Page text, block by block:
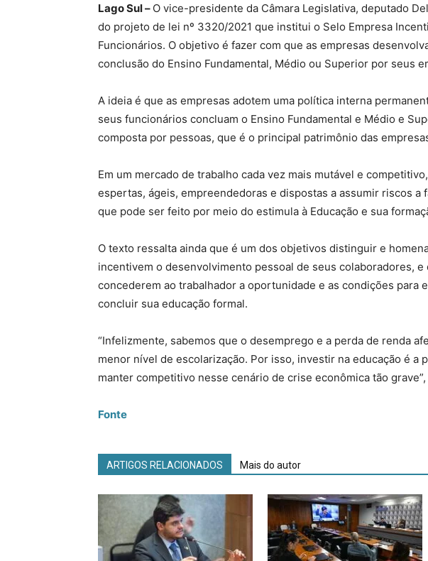
Lago Sul – O vice-presidente da Câmara Legislativa, deputado
do projeto de lei nº 3320/2021 que institui o Selo Empresa
Funcionários. O objetivo é fazer com que as empresas
conclusão do Ensino Fundamental, Médio ou Superior por seus
A ideia é que as empresas adotem uma política interna
seus funcionários concluam o Ensino Fundamental e Médio e
composta por pessoas, que é o principal patrimônio das
Em um mercado de trabalho cada vez mais mutável e
espertas, ágeis, empreendedoras e dispostas a assumir riscos a
que pode ser feito por meio do estimula à Educação e sua
O texto ressalta ainda que é um dos objetivos distinguir e
incentivem o desenvolvimento pessoal de seus colaboradores, e
concederem ao trabalhador a oportunidade e as condições para
concluir sua educação formal.
“Infelizmente, sabemos que o desemprego e a perda de renda
menor nível de escolarização. Por isso, investir na educação é a
manter competitivo nesse cenário de crise econômica tão
Fonte
ARTIGOS RELACIONADOS Mais do autor